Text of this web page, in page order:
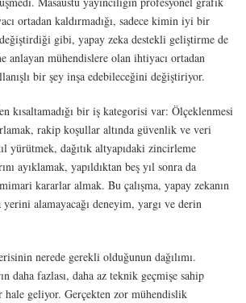
ortadan kaldırmadığı, sadece kimin iyi bir
gibi, yapay zeka destekli geliştirme de
anlayan mühendislere olan ihtiyacı ortadan
bir şey inşa edebileceğini değiştiriyor.
kısaltamadığı bir iş kategorisi var: Ölçeklenmesi
rakip koşullar altında güvenlik ve veri
yürütmek, dağıtık altyapıdaki zincirleme
ayıklamak, yapıldıktan beş yıl sonra da
kararlar almak. Bu çalışma, yapay zekanın
alamayacağı deneyim, yargı ve derin
nerede gerekli olduğunun dağılımı.
daha fazlası, daha az teknik geçmişe sahip
geliyor. Gerçekten zor mühendislik